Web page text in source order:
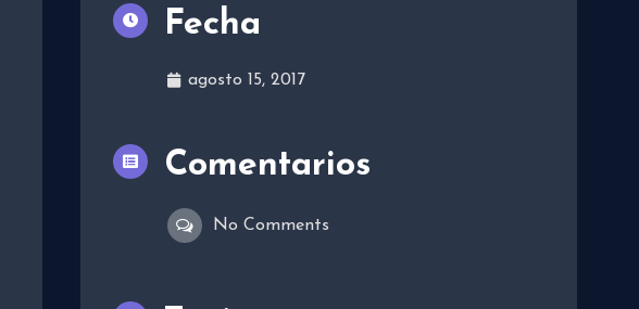
Fecha
agosto 15, 2017
Comentarios
No Comments